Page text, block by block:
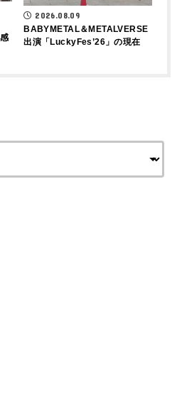
2026.08.09
BABYMETAL＆METALVERSE
出演「LuckyFes’26」の現在